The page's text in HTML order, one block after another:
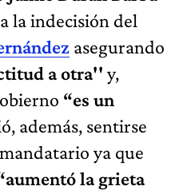
la indecisión del
asegurando
a otra'' y,
“es un
además, sentirse
ya que
la grieta